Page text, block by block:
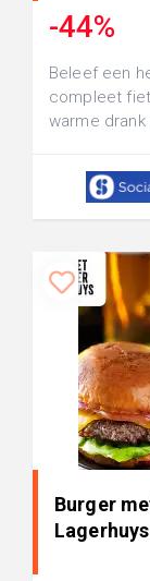
-44%
Beleef een
compleet
warme drank
Burger